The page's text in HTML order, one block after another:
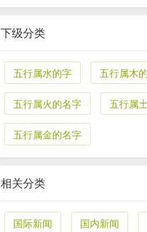
下级分类
五行属水的字 五行属木
五行属火的名字 五行属
五行属金的名字
相关分类
国际新闻 国内新闻